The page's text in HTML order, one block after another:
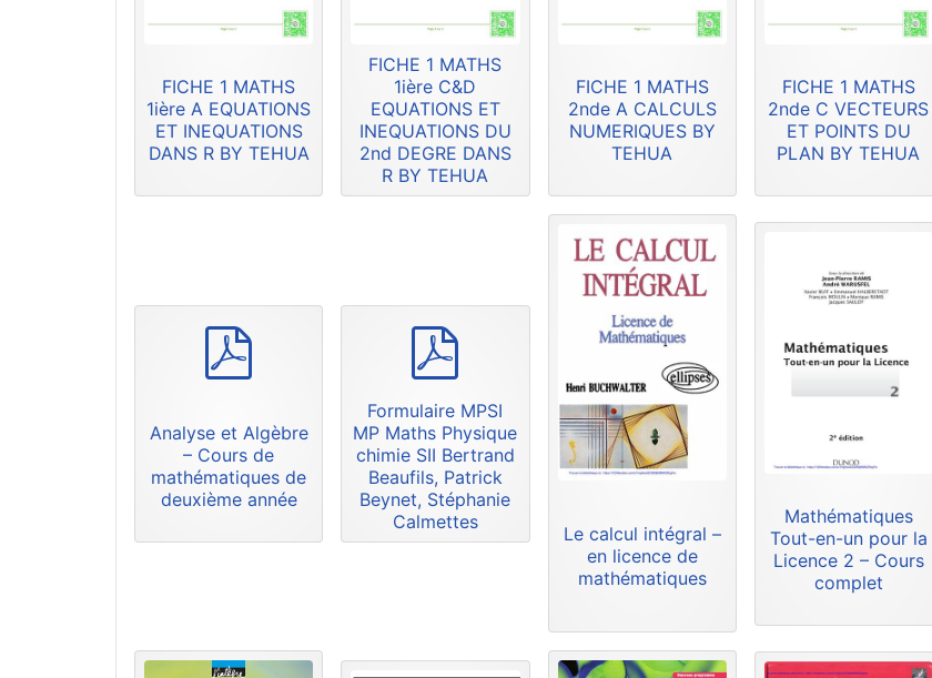
FICHE 1 MATHS
1ière A EQUATIONS
ET INEQUATIONS
DANS R BY TEHUA
FICHE 1 MATHS
1ière C&D
EQUATIONS ET
INEQUATIONS DU
2nd DEGRE DANS
R BY TEHUA
FICHE 1 MATHS
2nde A CALCULS
NUMERIQUES BY
TEHUA
FICHE 1 MATHS
2nde C VECTEURS
ET POINTS DU
PLAN BY TEHUA
Analyse et Algèbre
– Cours de
mathématiques de
deuxième année
Formulaire MPSI
MP Maths Physique
chimie SII Bertrand
Beaufils, Patrick
Beynet, Stéphanie
Calmettes
Le calcul intégral –
en licence de
mathématiques
Mathématiques
Tout-en-un pour la
Licence 2 – Cours
complet